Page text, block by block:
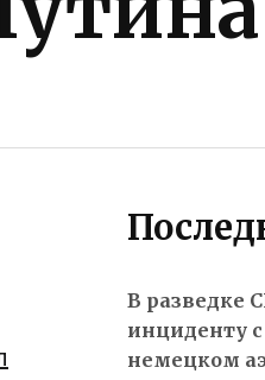
В разведке
инциденту
немецком